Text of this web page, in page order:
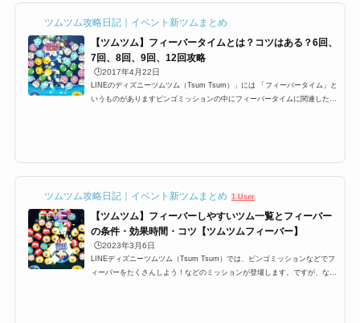
ツムツム攻略日記｜イベント新ツムまとめ
【ツムツム】フィーバータイムとは？コツはある？6回、
7回、8回、9回、12回攻略
🕒️2017年4月22日
LINEのディズニーツムツム（Tsum Tsum）」には 「フィーバータイム」と
いうものがありますビンゴミッションの中にフィーバータイムに関連したミ
ツムツム攻略日記｜イベント新ツムまとめ 1 User
【ツムツム】フィーバーしやすいツム一覧とフィーバー
の条件・効果時間・コツ【ツムツムフィーバー】
🕒️2023年3月6日
LINEディズニーツムツム（Tsum Tsum）では、ビンゴミッションなどでフ
ィーバーをたくさんしよう！などのミッションが登場します。ですが、なか